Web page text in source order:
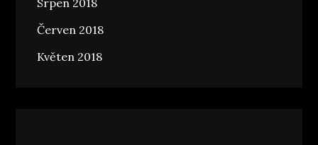
Červen 2018
Květen 2018